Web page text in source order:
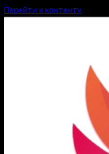
Перейти к контенту